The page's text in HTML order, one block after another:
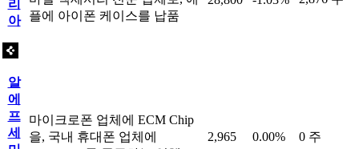
리
아
플에 아이폰 케이스를 납품
알
에
프
세
마이크로폰 업체에 ECM Chip
을, 국내 휴대폰 업체에
2,965 0.00% 0 주